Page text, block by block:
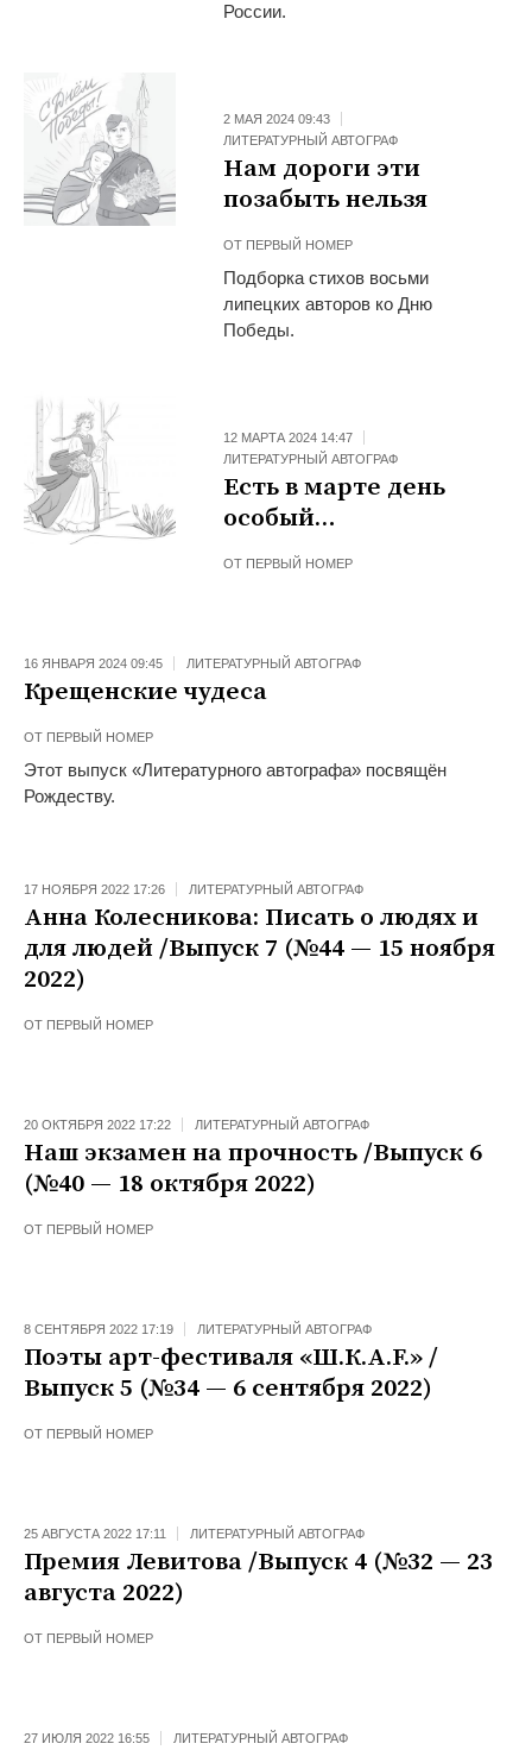
России.
2 МАЯ 2024 09:43
ЛИТЕРАТУРНЫЙ АВТОГРАФ
Нам дороги эти
позабыть нельзя
ОТ ПЕРВЫЙ НОМЕР
Подборка стихов восьми
липецких авторов ко Дню
Победы.
12 МАРТА 2024 14:47
ЛИТЕРАТУРНЫЙ АВТОГРАФ
Есть в марте день
особый…
ОТ ПЕРВЫЙ НОМЕР
16 ЯНВАРЯ 2024 09:45 ЛИТЕРАТУРНЫЙ АВТОГРАФ
Крещенские чудеса
ОТ ПЕРВЫЙ НОМЕР
Этот выпуск «Литературного автографа» посвящён
Рождеству.
17 НОЯБРЯ 2022 17:26 ЛИТЕРАТУРНЫЙ АВТОГРАФ
Анна Колесникова: Писать о людях и
для людей /Выпуск 7 (№44 — 15 ноября
2022)
ОТ ПЕРВЫЙ НОМЕР
20 ОКТЯБРЯ 2022 17:22 ЛИТЕРАТУРНЫЙ АВТОГРАФ
Наш экзамен на прочность /Выпуск 6
(№40 — 18 октября 2022)
ОТ ПЕРВЫЙ НОМЕР
8 СЕНТЯБРЯ 2022 17:19 ЛИТЕРАТУРНЫЙ АВТОГРАФ
Поэты арт-фестиваля «Ш.К.А.F.» /
Выпуск 5 (№34 — 6 сентября 2022)
ОТ ПЕРВЫЙ НОМЕР
25 АВГУСТА 2022 17:11 ЛИТЕРАТУРНЫЙ АВТОГРАФ
Премия Левитова /Выпуск 4 (№32 — 23
августа 2022)
ОТ ПЕРВЫЙ НОМЕР
27 ИЮЛЯ 2022 16:55 ЛИТЕРАТУРНЫЙ АВТОГРАФ